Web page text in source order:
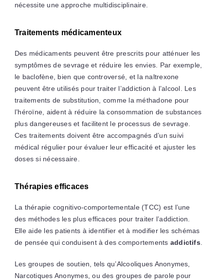
nécessite une approche multidisciplinaire.
Traitements médicamenteux
Des médicaments peuvent être prescrits pour atténuer les
symptômes de sevrage et réduire les envies. Par exemple,
le baclofène, bien que controversé, et la naltrexone
peuvent être utilisés pour traiter l’addiction à l’alcool. Les
traitements de substitution, comme la méthadone pour
l’héroïne, aident à réduire la consommation de substances
plus dangereuses et facilitent le processus de sevrage.
Ces traitements doivent être accompagnés d’un suivi
médical régulier pour évaluer leur efficacité et ajuster les
doses si nécessaire.
Thérapies efficaces
La thérapie cognitivo-comportementale (TCC) est l’une
des méthodes les plus efficaces pour traiter l’addiction.
Elle aide les patients à identifier et à modifier les schémas
de pensée qui conduisent à des comportements addictifs
Les groupes de soutien, tels qu’Alcooliques Anonymes,
Narcotiques Anonymes, ou des groupes de parole pour